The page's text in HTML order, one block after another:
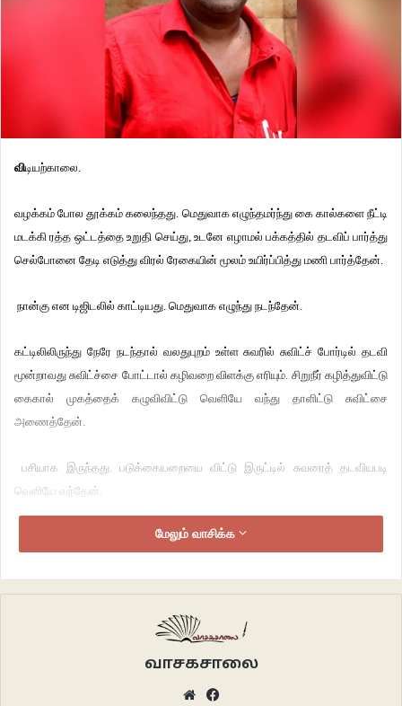
விடியற்காலை.
வழக்கம் போல தூக்கம் கலைந்தது. மெதுவாக எழுந்தமர்ந்து கை கால்களை நீட்டி
மடக்கி ரத்த ஒட்டத்தை உறுதி செய்து, உடனே எழாமல் பக்கத்தில் தடவிப் பார்த்து
செல்போனை தேடி எடுத்து விரல் ரேகையின் மூலம் உயிர்ப்பித்து மணி பார்த்தேன்.
நான்கு என டிஜிடலில் காட்டியது. மெதுவாக எழுந்து நடந்தேன்.
கட்டிலிலிருந்து நேரே நடந்தால் வலதுபுறம் உள்ள சுவரில் சுவிட்ச் போர்டில் தடவி
மூன்றாவது சுவிட்ச்சை போட்டால் கழிவறை விளக்கு எரியும். சிறுநீர் கழித்துவிட்டு
கைகால் முகத்தைக் கழுவிவிட்டு வெளியே வந்து தாளிட்டு சுவிட்சை
அணைத்தேன்.
பசியாக இருந்தது. படுக்கையறையை விட்டு இருட்டில் சுவரைத் தடவியபடி
வெளியே வந்தேன்.
வலது புறம் திரும்பினால் சமயலறை. அதற்கு எதிரில் இடதுபுறத்தில் இன்னொரு
எனக்கு முதுகுப் பக்கம் ஹால். அங்கே அம்மா படுத்திருப்பார்கள்.
சமயலறைக்கு கதவுகள் கிடையாது. சமயலறை விளக்கைப் போட்டு பிஸ்கட்
மேலும் வாசிக்க
வாசகசாலை
Website